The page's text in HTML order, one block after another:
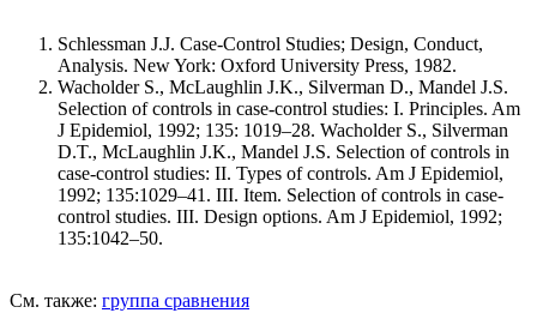
Schlessman J.J. Case-Control Studies; Design, Conduct,
Analysis. New York: Oxford University Press, 1982.
Wacholder S., McLaughlin J.K., Silverman D., Mandel J.S.
Selection of controls in case-control studies: I. Principles. Am
J Epidemiol, 1992; 135: 1019–28. Wacholder S., Silverman
D.T., McLaughlin J.K., Mandel J.S. Selection of controls in
case-control studies: II. Types of controls. Am J Epidemiol,
1992; 135:1029–41. III. Item. Selection of controls in case-
control studies. III. Design options. Am J Epidemiol, 1992;
135:1042–50.
См. также: группа сравнения